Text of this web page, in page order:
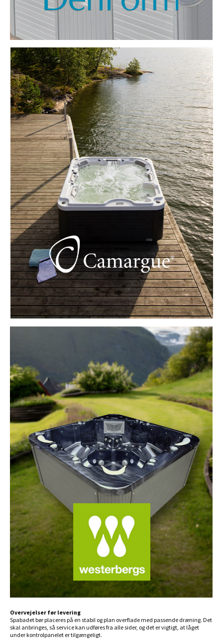
Overvejelser før levering
Spabadet bør placeres på en stabil og plan overflade med passende dræning. Det
skal anbringes, så service kan udføres fra alle sider, og det er vigtigt, at låget
under kontrolpanelet er tilgængeligt.